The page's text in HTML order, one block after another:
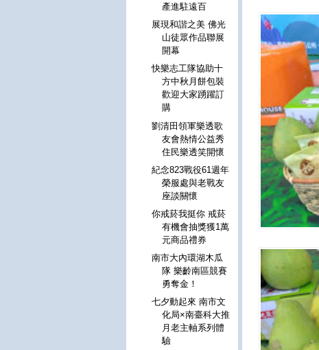
產進駐遠百
展現和諧之美 佛光
山徒眾作品聯展
開幕
快樂志工隊協助十
方中秋月餅包裝
歡迎大家踴躍訂
購
劉清田領軍樂透歌
友會熱情公益秀
住民樂透笑開懷
紀念823戰役61週年
榮服處與老戰友
座談關懷
你戒菸我挺你 戒菸
有機會抽獎獲1萬
元商品禮券
南市大內環湖木瓜
隊 樂齡南區競賽
勇奪金！
七夕動起來 南市文
化局×南臺科大推
月老主軸系列體
驗